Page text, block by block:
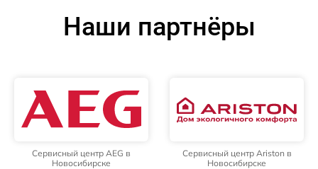
Наши партнёры
Сервисный центр AEG в
Новосибирске
Сервисный центр Ariston в
Новосибирске